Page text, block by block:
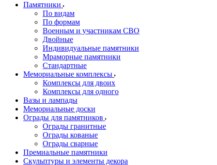
Памятники
По видам
По формам
Военным и участникам СВО
Двойные
Индивидуальные памятники
Мраморные памятники
Стандартные
Мемориальные комплексы
Комплексы для двоих
Комплексы для одного
Вазы и лампады
Мемориальные доски
Ограды для памятников
Ограды гранитные
Ограды кованые
Ограды сварные
Премиальные памятники
Скульптуры и элементы декора